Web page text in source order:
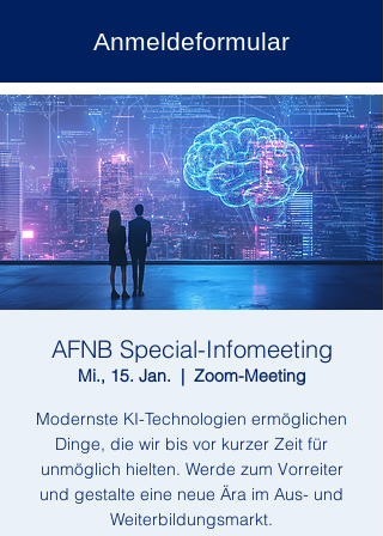
Anmeldeformular
AFNB Special-Infomeeting
Mi., 15. Jan.
  |
Zoom-Meeting
Modernste KI-Technologien ermöglichen
Dinge, die wir bis vor kurzer Zeit für
unmöglich hielten. Werde zum Vorreiter
und gestalte eine neue Ära im Aus- und
Weiterbildungsmarkt.